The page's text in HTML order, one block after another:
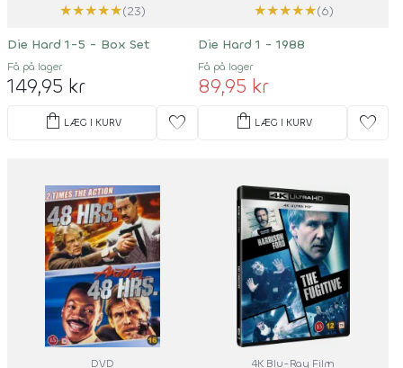
★★★★★(23)
Die Hard 1-5 - Box Set
Få på lager
149,95 kr
shopping_bag LÆG I KURV favorite
★★★★★(6)
Die Hard 1 - 1988
Få på lager
89,95 kr
shopping_bag LÆG I KURV favorite
DVD 4K Blu-Ray Film